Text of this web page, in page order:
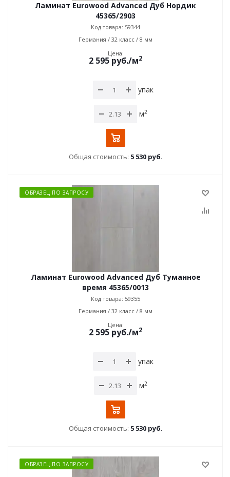
Ламинат Eurowood Advanced Дуб Нордик
45365/2903
Код товара: 59344
Германия / 32 класс / 8 мм
Цена:
2 595 руб./м2
упак
м2
Общая стоимость: 5 530 руб.
ОБРАЗЕЦ ПО ЗАПРОСУ
Ламинат Eurowood Advanced Дуб Туманное
время 45365/0013
Код товара: 59355
Германия / 32 класс / 8 мм
Цена:
2 595 руб./м2
упак
м2
Общая стоимость: 5 530 руб.
ОБРАЗЕЦ ПО ЗАПРОСУ